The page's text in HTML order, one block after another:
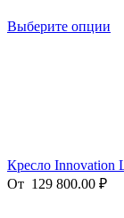
Выберите опции
Кресло Innovation
От 129 800.00 ₽